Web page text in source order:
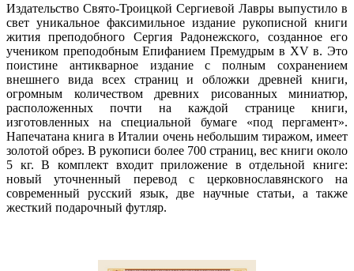
Издательство Свято-Троицкой Сергиевой Лавры выпустило в
свет уникальное факсимильное издание рукописной книги
жития преподобного Сергия Радонежского, созданное его
учеником преподобным Епифанием Премудрым в XV в. Это
поистине антикварное издание с полным сохранением
внешнего вида всех страниц и обложки древней книги,
огромным количеством древних рисованных миниатюр,
расположенных почти на каждой странице книги,
изготовленных на специальной бумаге «под пергамент».
Напечатана книга в Италии очень небольшим тиражом, имеет
золотой обрез. В рукописи более 700 страниц, вес книги около
5 кг. В комплект входит приложение в отдельной книге:
новый уточненный перевод с церковнославянского на
современный русский язык, две научные статьи, а также
жесткий подарочный футляр.